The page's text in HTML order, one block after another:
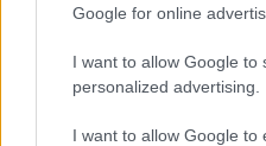
Google for online
I want to allow Google to
personalized advertising.
I want to allow Google to